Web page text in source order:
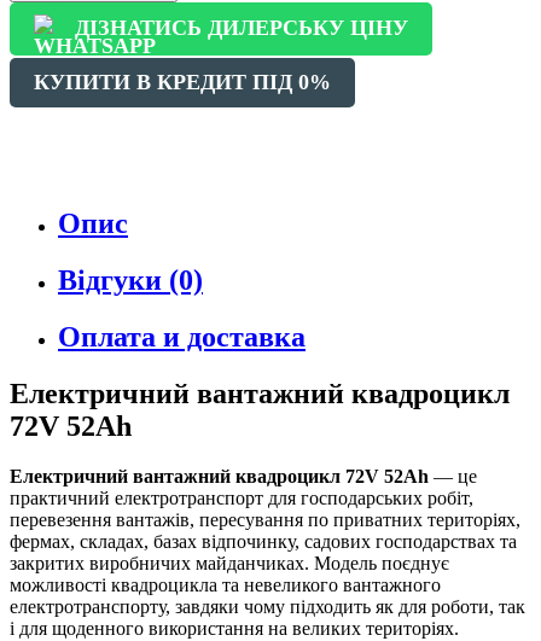
ДІЗНАТИСЬ ДИЛЕРСЬКУ ЦІНУ
КУПИТИ В КРЕДИТ ПІД 0%
Опис
Відгуки (0)
Оплата и доставка
Електричний вантажний квадроцикл
72V 52Ah
Електричний вантажний квадроцикл 72V 52Ah — це
практичний електротранспорт для господарських робіт,
перевезення вантажів, пересування по приватних територіях,
фермах, складах, базах відпочинку, садових господарствах та
закритих виробничих майданчиках. Модель поєднує
можливості квадроцикла та невеликого вантажного
електротранспорту, завдяки чому підходить як для роботи, так
і для щоденного використання на великих територіях.